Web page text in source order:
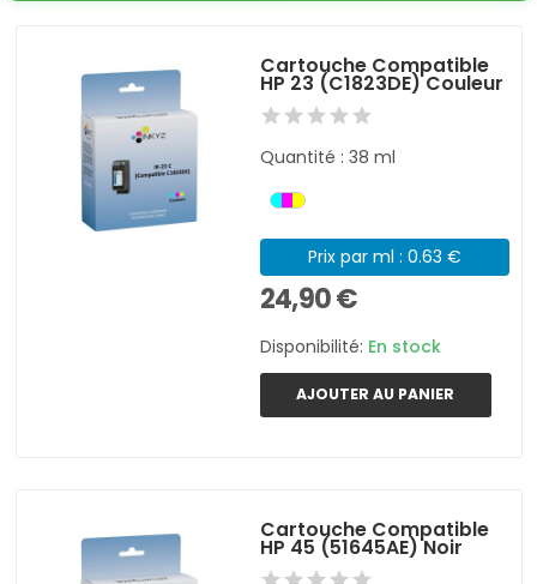
Cartouche Compatible
HP 23 (C1823DE) Couleur
Quantité : 38 ml
Prix par ml : 0.63 €
24,90 €
Disponibilité: En stock
AJOUTER AU PANIER
Cartouche Compatible
HP 45 (51645AE) Noir